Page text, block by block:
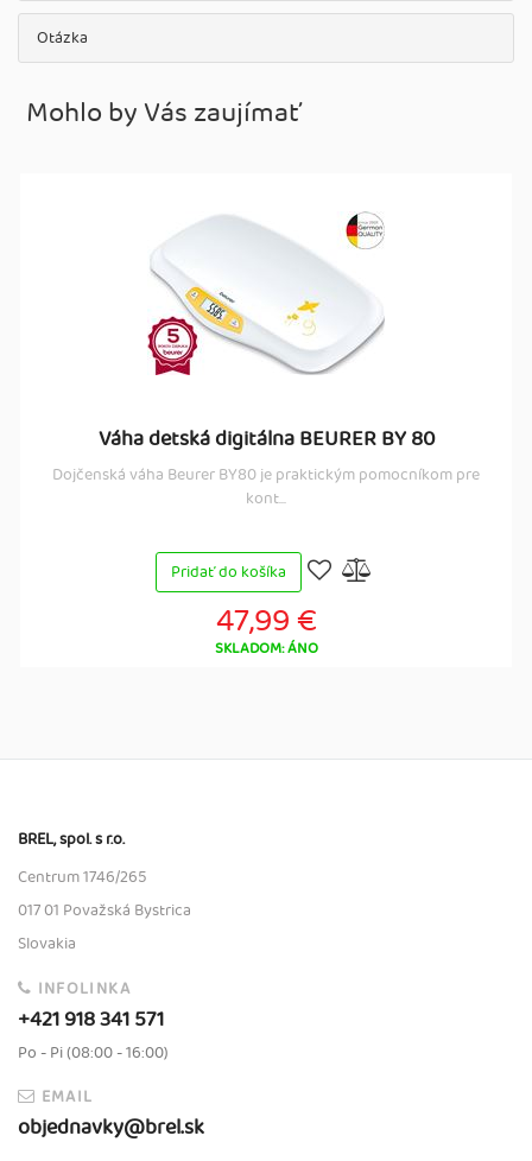
Otázka
Mohlo by Vás zaujímať
Váha detská digitálna BEURER BY 80
Dojčenská váha Beurer BY80 je praktickým pomocníkom pre
kont...
Pridať do košíka
47,99 €
SKLADOM: ÁNO
BREL, spol. s r.o.
Centrum 1746/265
017 01 Považská Bystrica
Slovakia
INFOLINKA
+421 918 341 571
Po - Pi (08:00 - 16:00)
EMAIL
objednavky@brel.sk